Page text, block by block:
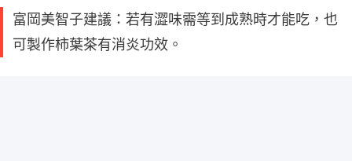
富岡美智子建議：若有澀味需等到成熟時才能吃，也
可製作柿葉茶有消炎功效。